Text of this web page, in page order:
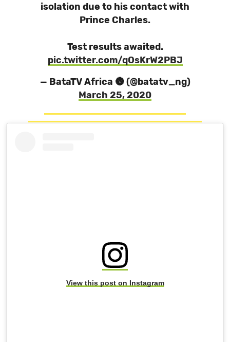
isolation due to his contact with
Prince Charles.
Test results awaited.
pic.twitter.com/qOsKrW2PBJ
— BataTV Africa 🌚 (@batatv_ng)
March 25, 2020
View this post on Instagram